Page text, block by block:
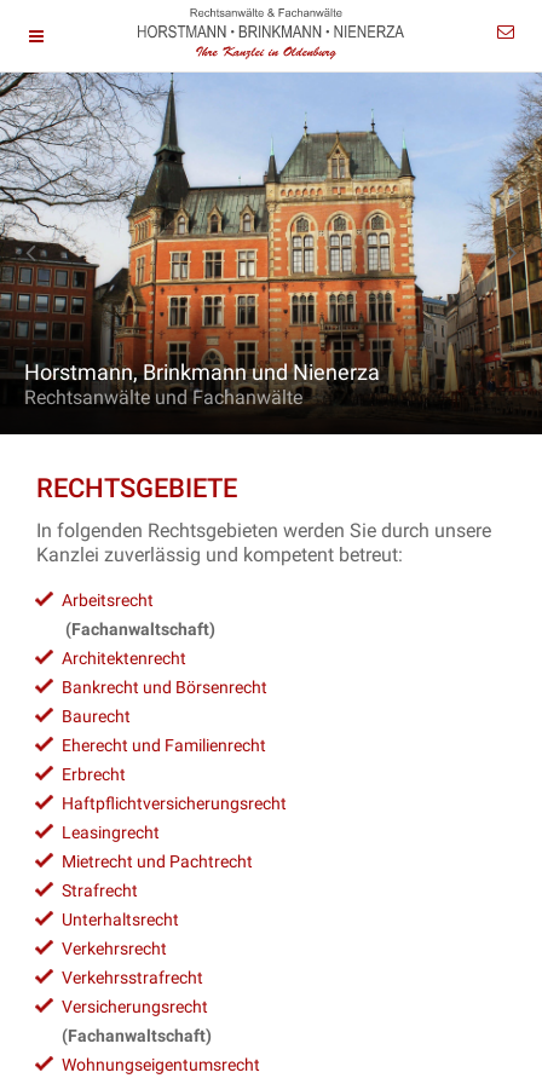
Horstmann, Brinkmann und Nienerza
Rechtsanwälte und Fachanwälte
RECHTSGEBIETE
In folgenden Rechtsgebieten werden Sie durch unsere
Kanzlei zuverlässig und kompetent betreut:
Arbeitsrecht
(Fachanwaltschaft)
Architektenrecht
Bankrecht und Börsenrecht
Baurecht
Eherecht und Familienrecht
Erbrecht
Haftpflichtversicherungsrecht
Leasingrecht
Mietrecht und Pachtrecht
Strafrecht
Unterhaltsrecht
Verkehrsrecht
Verkehrsstrafrecht
Versicherungsrecht
(Fachanwaltschaft)
Wohnungseigentumsrecht